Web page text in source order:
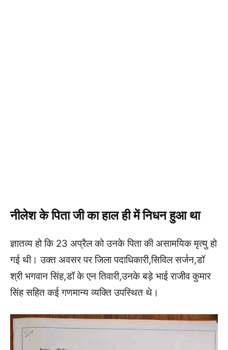
नीलेश के पिता जी का हाल ही में निधन हुआ था
ज्ञातव्य हो कि 23 अप्रैल को उनके पिता की असामयिक मृत्यु हो
गई थी। उक्त अवसर पर जिला पदाधिकारी,सिविल सर्जन,डॉ
श्री भगवान सिंह,डॉ के एन तिवारी,उनके बड़े भाई राजीव कुमार
सिंह सहित कई गणमान्य व्यक्ति उपस्थित थे।